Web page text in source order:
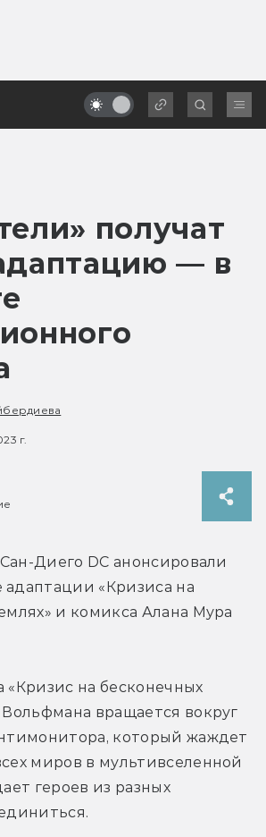
получат
— в
г.
Диего DC анонсировали
«Кризиса на
и комикса Алана Мура
«Кризис на бесконечных
вращается вокруг
который жаждет
миров в мультивселенной
героев из разных